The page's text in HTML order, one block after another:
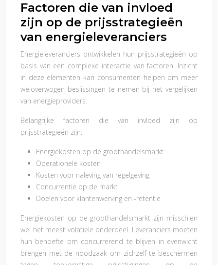
Factoren die van invloed
zijn op de prijsstrategieën
van energieleveranciers
Energieleveranciers ontwikkelen hun prijsstrategieën op
basis van een complexe interactie van factoren. Inzicht
in deze elementen kan consumenten helpen om meer
weloverwogen beslissingen te nemen bij het vergelijken
van energieproviders.
Belangrijke factoren die van invloed zijn op
prijsstrategieën zijn:
Energiekosten op de groothandelsmarkt
Operationele kosten
Kosten voor naleving van regelgeving
Concurrentie op de markt
Doelen voor klantenwerving en -retentie
Energiekosten op de groothandelsmarkt zijn misschien
wel het meest volatiele onderdeel. Leveranciers moeten
hun behoefte om concurrerend te blijven in evenwicht
brengen met de noodzaak om zichzelf te beschermen